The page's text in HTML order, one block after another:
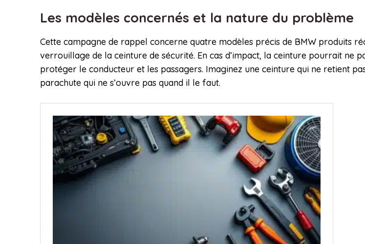
Les modèles concernés et la nature du problème
Cette campagne de rappel concerne quatre modèles précis de BMW produits
verrouillage de la ceinture de sécurité. En cas d’impact, la ceinture pourrait ne
protéger le conducteur et les passagers. Imaginez une ceinture qui ne retient
parachute qui ne s’ouvre pas quand il le faut.